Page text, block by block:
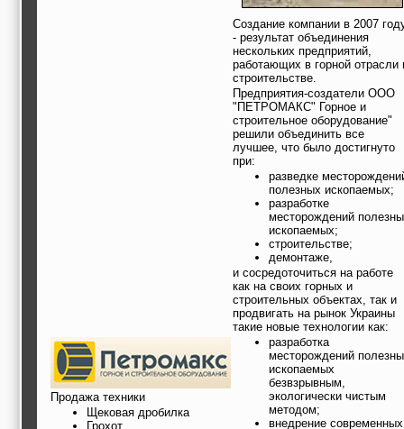
Продажа техники
Щековая дробилка
Грохот
Создание компании в 2007
- результат объединения
нескольких предприятий,
работающих в горной отрасли
строительстве.
Предприятия-создатели ООО
"ПЕТРОМАКС" Горное и
строительное оборудование"
решили объединить все
лучшее, что было достигнуто
при:
разведке
полезных ископаемых;
разработке
месторождений
ископаемых;
строительстве;
демонтаже,
и сосредоточиться на работе
как на своих горных и
строительных объектах, так и
продвигать на рынок Украины
такие новые технологии как:
разработка
месторождений
ископаемых
безвзрывным,
экологически чистым
методом;
внедрение современных